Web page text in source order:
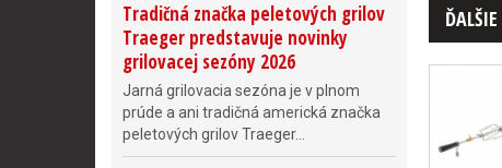
Tradičná značka peletových grilov
Traeger predstavuje novinky
grilovacej sezóny 2026
Jarná grilovacia sezóna je v plnom
prúde a ani tradičná americká značka
peletových grilov Traeger...